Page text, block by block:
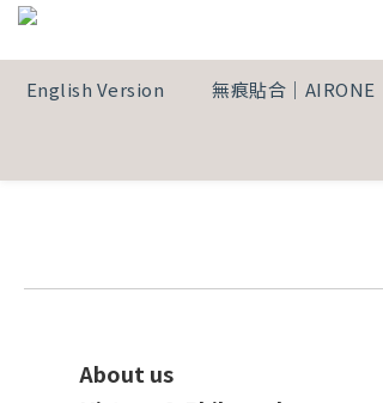
English Version 無痕貼合｜AIRONE
About us